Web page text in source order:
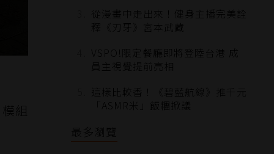
組
從漫畫中走出來！健身主播完美詮
釋《刃牙》宮本武藏
VSPO!限定餐廳即將登陸台港 成
員主視覺提前亮相
這樣比較香！《碧藍航線》推千元
「ASMR米」飯糰掀議
最多瀏覽